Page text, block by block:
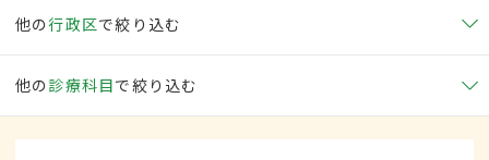
他の行政区で絞り込む
他の 診療科目で絞り込む